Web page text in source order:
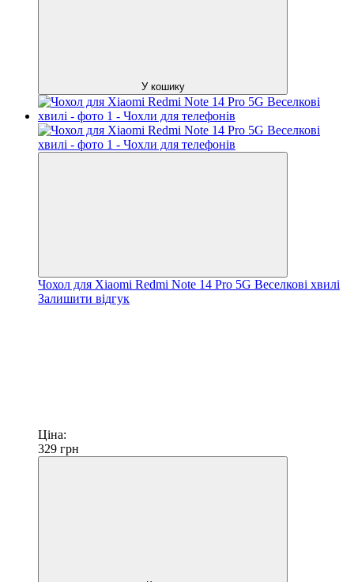
У кошику
Чохол для Xiaomi Redmi Note 14 Pro 5G Веселкові хвилі
Залишити відгук
Ціна:
329 грн